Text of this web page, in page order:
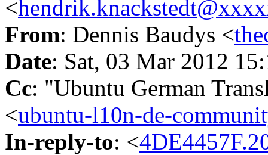
<
From: Dennis Baudys <
Date: Sat, 03 Mar 2012
Cc: "Ubuntu German
<ubuntu-l10n-de-
In-reply-to: <